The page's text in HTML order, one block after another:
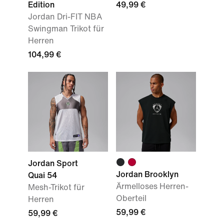
Edition
Jordan Dri-FIT NBA
Swingman Trikot für
Herren
104,99 €
49,99 €
Jordan Sport
Quai 54
Mesh-Trikot für
Herren
59,99 €
Jordan Brooklyn
Ärmelloses Herren-
Oberteil
59,99 €